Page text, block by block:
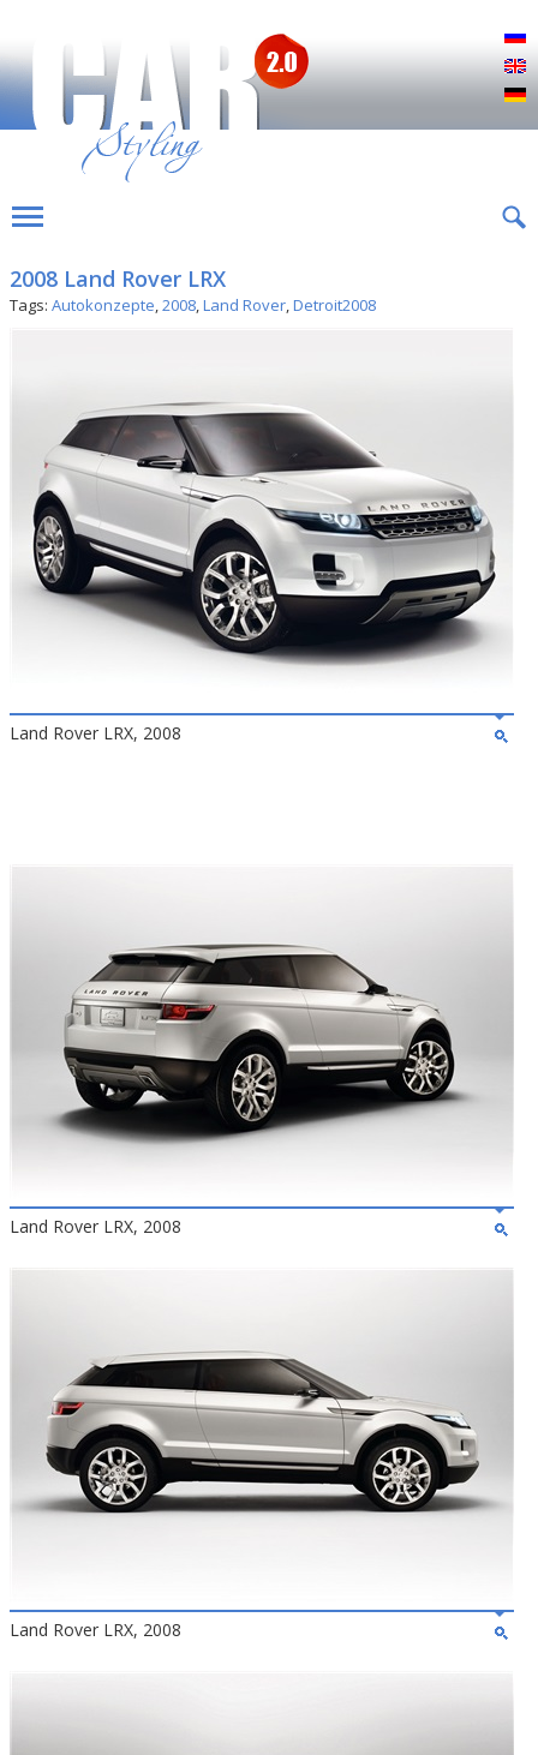
2008 Land Rover LRX
Tags: Autokonzepte,2008,Land Rover,Detroit2008
Land Rover LRX, 2008
Land Rover LRX, 2008
Land Rover LRX, 2008